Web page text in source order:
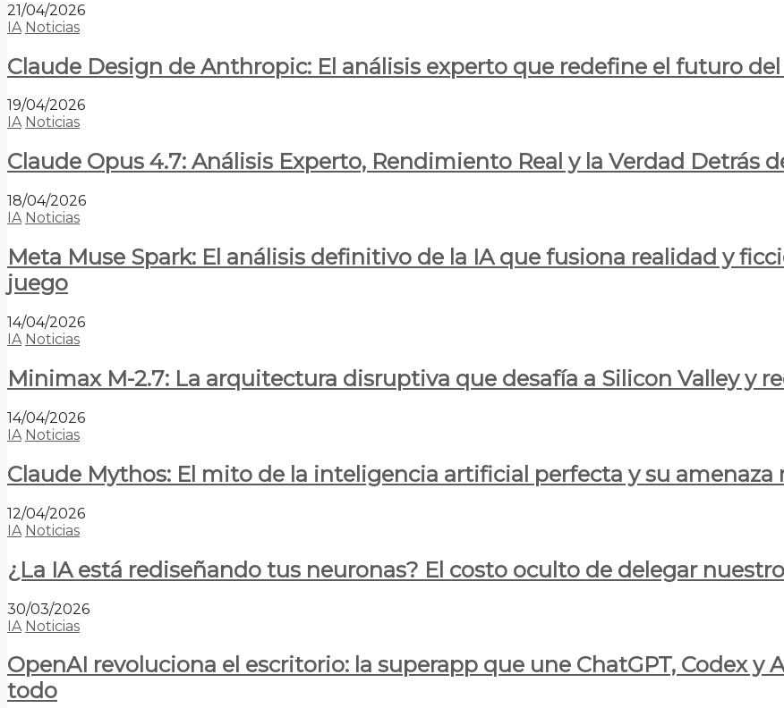
21/04/2026
IA Noticias
Claude Design de Anthropic: El análisis experto que redefine el futuro
19/04/2026
IA Noticias
Claude Opus 4.7: Análisis Experto, Rendimiento Real y la Verdad Detrás
18/04/2026
IA Noticias
Meta Muse Spark: El análisis definitivo de la IA que fusiona realidad y
juego
14/04/2026
IA Noticias
Minimax M-2.7: La arquitectura disruptiva que desafía a Silicon Valley y
14/04/2026
IA Noticias
Claude Mythos: El mito de la inteligencia artificial perfecta y su amenaza
12/04/2026
IA Noticias
¿La IA está rediseñando tus neuronas? El costo oculto de delegar
30/03/2026
IA Noticias
OpenAI revoluciona el escritorio: la superapp que une ChatGPT, Codex y
todo